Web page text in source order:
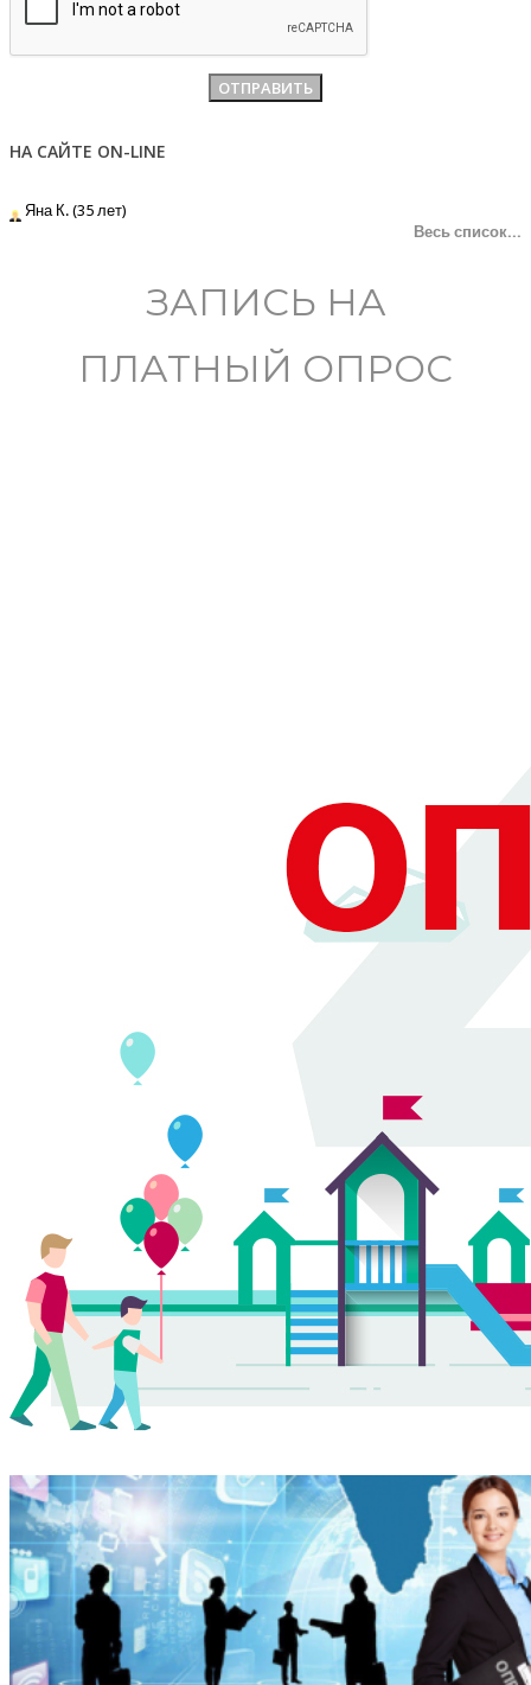
НА САЙТЕ ON-LINE
Яна К. (35 лет)
Весь список...
ЗАПИСЬ НА
ПЛАТНЫЙ ОПРОС